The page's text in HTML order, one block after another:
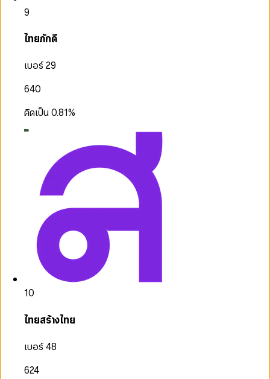
9
ไทยภักดี
เบอร์ 29
640
คิดเป็น0.81%
10
ไทยสร้างไทย
เบอร์ 48
624